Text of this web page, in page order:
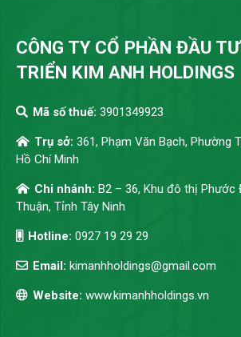
CÔNG TY CỔ PHẦN ĐẦU
TRIỂN KIM ANH HOLDINGS
Mã số thuế: 3901349923
Trụ sở: 361, Phạm Văn Bạch, Phường
Hồ Chí Minh
Chi nhánh: B2 – 36, Khu đô thị Phước
Thuận, Tỉnh Tây Ninh
Hotline: 0927 19 29 29
Email: kimanhholdings@gmail.com
Website: www.kimanhholdings.vn